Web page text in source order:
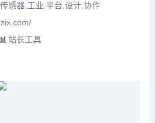
感器,工业,平台,设计,协作
站长工具